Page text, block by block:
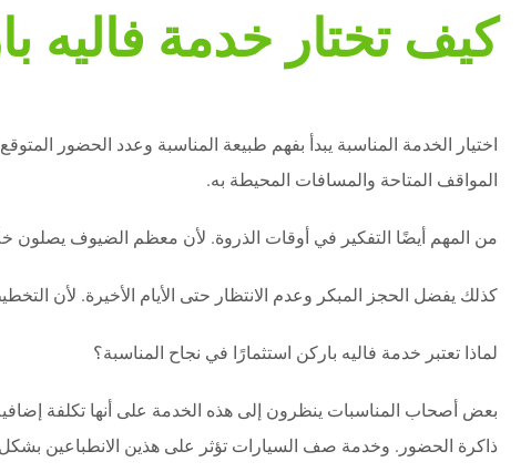
كيف تختار خدمة فاليه
اختيار الخدمة المناسبة يبدأ بفهم طبيعة المناسبة وعدد الحضور
المواقف المتاحة والمسافات المحيطة به.
من المهم أيضًا التفكير في أوقات الذروة. لأن معظم الضيوف يصلون
كذلك يفضل الحجز المبكر وعدم الانتظار حتى الأيام الأخيرة. لأن
لماذا تعتبر خدمة فاليه باركن استثمارًا في نجاح المناسبة؟
بعض أصحاب المناسبات ينظرون إلى هذه الخدمة على أنها تكلفة
ذاكرة الحضور. وخدمة صف السيارات تؤثر على هذين الانطباعين